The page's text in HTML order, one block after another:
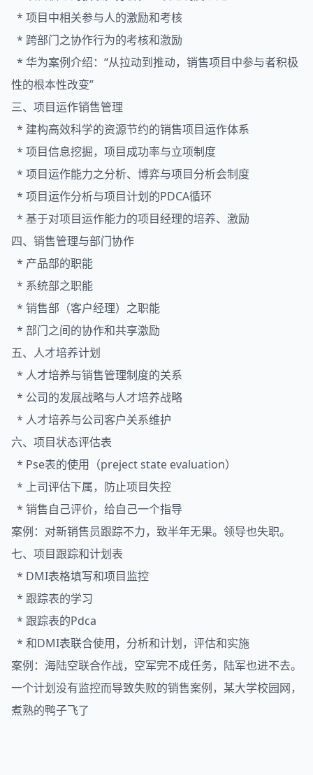
* 项目中相关参与人的激励和考核
* 跨部门之协作行为的考核和激励
* 华为案例介绍：“从拉动到推动，销售项目中参与者积极
性的根本性改变”
三、项目运作销售管理
* 建构高效科学的资源节约的销售项目运作体系
* 项目信息挖掘，项目成功率与立项制度
* 项目运作能力之分析、博弈与项目分析会制度
* 项目运作分析与项目计划的PDCA循环
* 基于对项目运作能力的项目经理的培养、激励
四、销售管理与部门协作
* 产品部的职能
* 系统部之职能
* 销售部（客户经理）之职能
* 部门之间的协作和共享激励
五、人才培养计划
* 人才培养与销售管理制度的关系
* 公司的发展战略与人才培养战略
* 人才培养与公司客户关系维护
六、项目状态评估表
* Pse表的使用（preject state evaluation）
* 上司评估下属，防止项目失控
* 销售自己评价，给自己一个指导
案例：对新销售员跟踪不力，致半年无果。领导也失职。
七、项目跟踪和计划表
* DMI表格填写和项目监控
* 跟踪表的学习
* 跟踪表的Pdca
* 和DMI表联合使用，分析和计划，评估和实施
案例：海陆空联合作战，空军完不成任务，陆军也进不去。
一个计划没有监控而导致失败的销售案例，某大学校园网，
煮熟的鸭子飞了